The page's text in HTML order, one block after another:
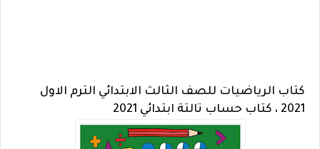
كتاب الرياضيات للصف الثالث الابتدائي الترم الاول
2021 ، كتاب حساب تالتة ابتدائي 2021